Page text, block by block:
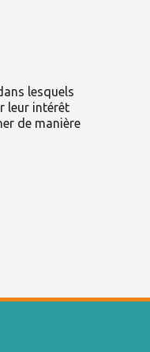
lesquels
leur intérêt
de manière